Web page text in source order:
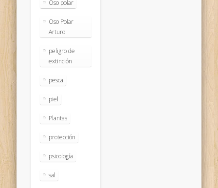
Oso polar
Oso Polar
Arturo
peligro de
extinción
pesca
piel
Plantas
protección
psicología
sal